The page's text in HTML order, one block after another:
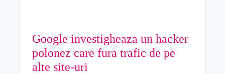
Google investigheaza un hacker
polonez care fura trafic de pe
alte site-uri